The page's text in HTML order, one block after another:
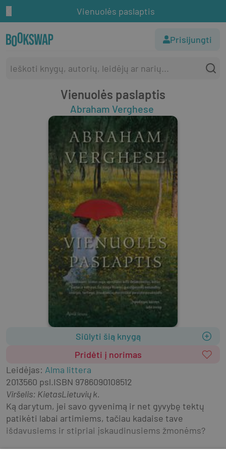
Vienuolės paslaptis
Prisijungti
Vienuolės paslaptis
Abraham Verghese
Siūlyti šią knygą
Pridėti į norimas
Leidėjas: Alma littera
2013560 psl.ISBN 9786090108512
Viršelis: KietasLietuvių k.
Ką darytum, jei savo gyvenimą ir net gyvybę tektų
patikėti labai artimiems, tačiau kadaise tave
išdavusiems ir stipriai įskaudinusiems žmonėms?